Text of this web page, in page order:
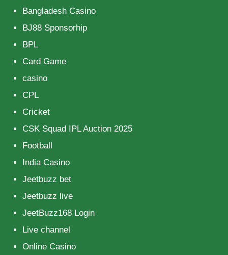
Bangladesh Casino
BJ88 Sponsorhip
BPL
Card Game
casino
CPL
Cricket
CSK Squad IPL Auction 2025
Football
India Casino
Jeetbuzz bet
Jeetbuzz live
JeetBuzz168 Login
Live channel
Online Casino